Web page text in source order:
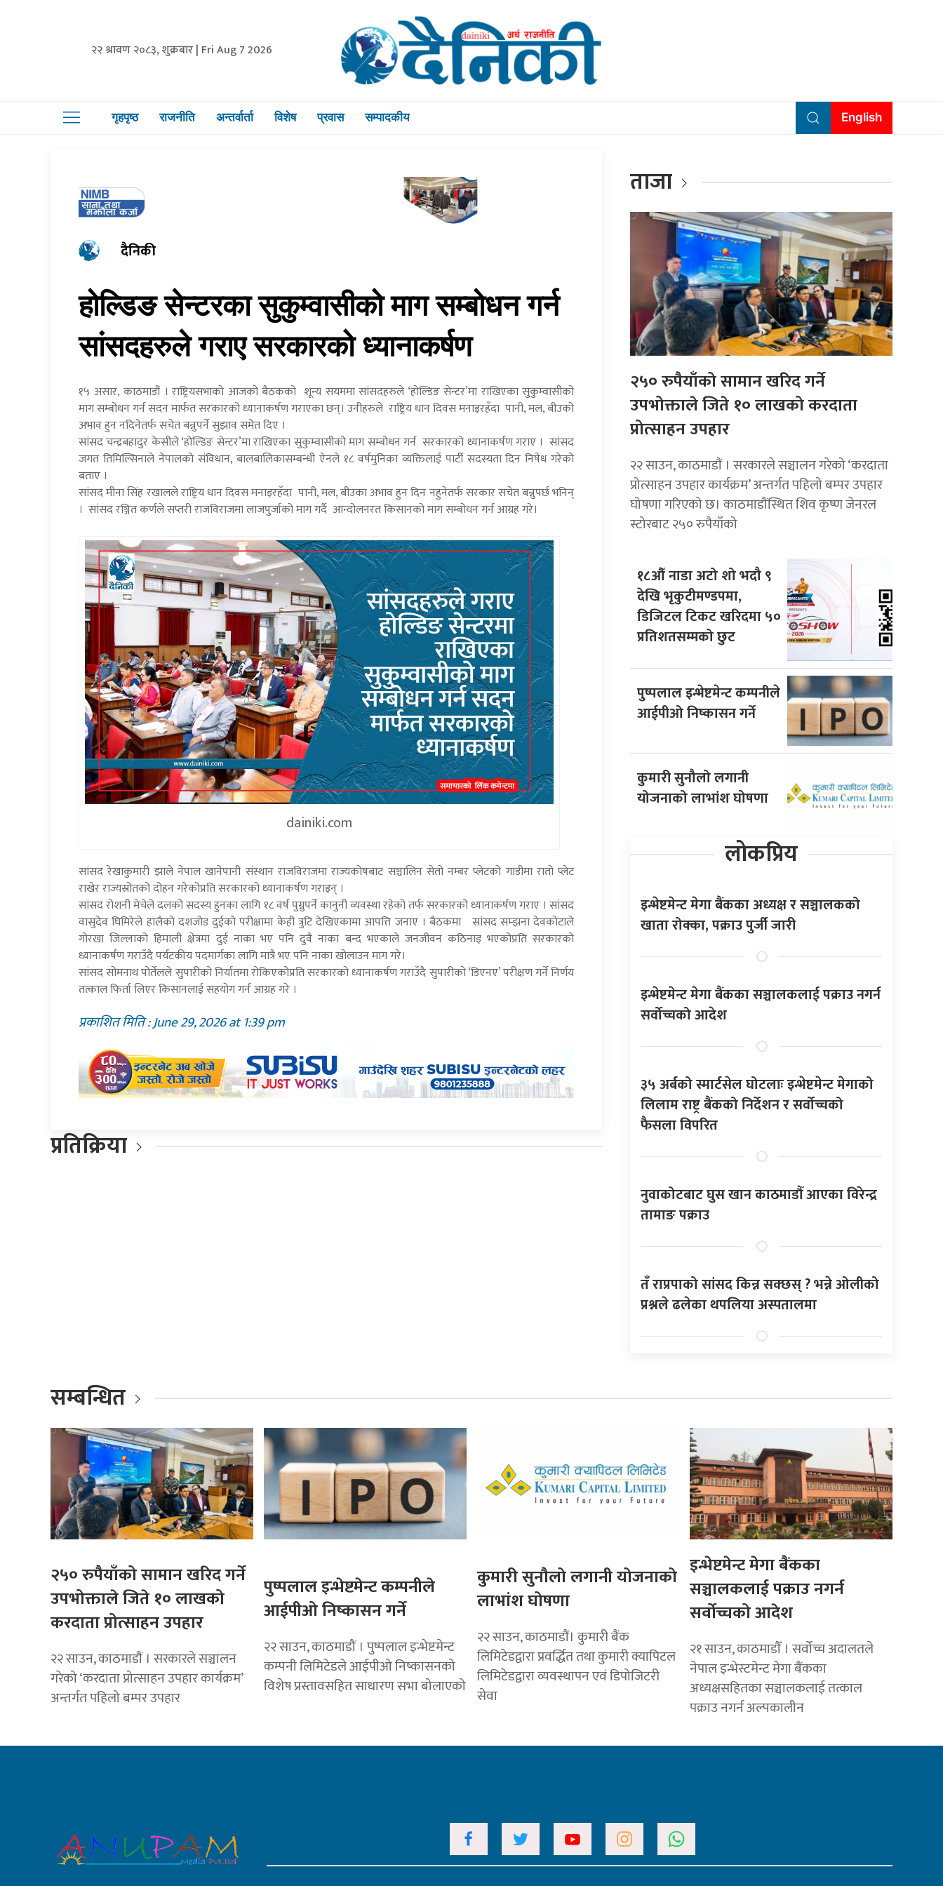
२२ श्रावण २०८३, शुक्रबार | Fri Aug 7 2026
गृहपृष्ठ राजनीति अन्तर्वार्ता विशेष प्रवास सम्पादकीय English
दैनिकी
होल्डिङ सेन्टरका सुकुम्वासीको माग सम्बोधन गर्न
सांसदहरुले गराए सरकारको ध्यानाकर्षण
१५ असार, काठमाडौं । राष्ट्रियसभाको आजको बैठकको शून्य सयममा सांसदहरुले ‘होल्डिङ सेन्टर’मा राखिएका सुकुम्वासीको
माग सम्बोधन गर्न सदन मार्फत सरकारको ध्यानाकर्षण गराएका छन्। उनीहरुले राष्ट्रिय धान दिवस मनाइरहँदा पानी, मल, बीउको
अभाव हुन नदिनेतर्फ सचेत बन्नुपर्ने सुझाव समेत दिए ।
सांसद चन्द्रबहादुर केसीले ‘होल्डिङ सेन्टर’मा राखिएका सुकुम्वासीको माग सम्बोधन गर्न सरकारको ध्यानाकर्षण गराए । सांसद
जगत तिमिल्सिनाले नेपालको संविधान, बालबालिकासम्बन्धी ऐनले १८ वर्षमुनिका व्यक्तिलाई पार्टी सदस्यता दिन निषेध गरेको
बताए ।
सांसद मीना सिंह रखालले राष्ट्रिय धान दिवस मनाइरहँदा पानी, मल, बीउका अभाव हुन दिन नहुनेतर्फ सरकार सचेत बन्नुपर्छ भनिन्
। सांसद रञ्जित कर्णले सप्तरी राजविराजमा लाजपुर्जाको माग गर्दै आन्दोलनरत किसानको माग सम्बोधन गर्न आग्रह गरे।
dainiki.com
सांसद रेखाकुमारी झाले नेपाल खानेपानी संस्थान राजविराजमा राज्यकोषबाट सञ्चालिन सेतो नम्बर प्लेटको गाडीमा रातो प्लेट
राखेर राज्यस्रोतको दोहन गरेकोप्रति सरकारको ध्यानाकर्षण गराइन् ।
सांसद रोशनी मेचेले दलको सदस्य हुनका लागि १८ वर्ष पुग्नुपर्ने कानुनी व्यवस्था रहेको तर्फ सरकारको ध्यानाकर्षण गराए । सांसद
वासुदेव घिमिरेले हालैको दशजोड दुईको परीक्षामा केही त्रुटि देखिएकामा आपत्ति जनाए । बैठकमा सांसद सम्झना देवकोटाले
गोरखा जिल्लाको हिमाली क्षेत्रमा दुई नाका भए पनि दुवै नाका बन्द भएकाले जनजीवन कठिनाइ भएकोप्रति सरकारको
ध्यानाकर्षण गराउँदै पर्यटकीय पदमार्गका लागि मात्रै भए पनि नाका खोलाउन माग गरे।
सांसद सोमनाथ पोर्तेलले सुपारीको निर्यातमा रोकिएकोप्रति सरकारको ध्यानाकर्षण गराउँदै सुपारीको ‘डिएनए’ परीक्षण गर्ने निर्णय
तत्काल फिर्ता लिएर किसानलाई सहयोग गर्न आग्रह गरे ।
प्रकाशित मिति : June 29, 2026 at 1:39 pm
प्रतिक्रिया
ताजा
२५० रुपैयाँको सामान खरिद गर्ने
उपभोक्ताले जिते १० लाखको करदाता
प्रोत्साहन उपहार
२२ साउन, काठमाडाैं । सरकारले सञ्चालन गरेको ‘करदाता
प्रोत्साहन उपहार कार्यक्रम’ अन्तर्गत पहिलो बम्पर उपहार
घोषणा गरिएको छ। काठमाडौंस्थित शिव कृष्ण जेनरल
स्टोरबाट २५० रुपैयाँको
१८औँ नाडा अटो शो भदौ ९
देखि भृकुटीमण्डपमा,
डिजिटल टिकट खरिदमा ५०
प्रतिशतसम्मको छुट
पुष्पलाल इन्भेष्टमेन्ट कम्पनीले
आईपीओ निष्कासन गर्ने
कुमारी सुनौलो लगानी
योजनाको लाभांश घोषणा
लोकप्रिय
इन्भेष्टमेन्ट मेगा बैंकका अध्यक्ष र सञ्चालकको
खाता रोक्का, पक्राउ पुर्जी जारी
इन्भेष्टमेन्ट मेगा बैंकका सञ्चालकलाई पक्राउ नगर्न
सर्वोच्चको आदेश
३५ अर्बको स्मार्टसेल घोटलाः इन्भेष्टमेन्ट मेगाको
लिलाम राष्ट्र बैंकको निर्देशन र सर्वोच्चको
फैसला विपरित
नुवाकोटबाट घुस खान काठमाडौँ आएका विरेन्द्र
तामाङ पक्राउ
तँ राप्रपाको सांसद किन्न सक्छस् ? भन्ने ओलीको
प्रश्नले ढलेका थपलिया अस्पतालमा
सम्बन्धित
२५० रुपैयाँको सामान खरिद गर्ने
उपभोक्ताले जिते १० लाखको
करदाता प्रोत्साहन उपहार
२२ साउन, काठमाडाैं । सरकारले सञ्चालन
गरेको ‘करदाता प्रोत्साहन उपहार कार्यक्रम’
अन्तर्गत पहिलो बम्पर उपहार
पुष्पलाल इन्भेष्टमेन्ट कम्पनीले
आईपीओ निष्कासन गर्ने
२२ साउन, काठमाडौं । पुष्पलाल इन्भेष्टमेन्ट
कम्पनी लिमिटेडले आईपीओ निष्कासनको
विशेष प्रस्तावसहित साधारण सभा बोलाएको
कुमारी सुनौलो लगानी योजनाको
लाभांश घोषणा
२२ साउन, काठमाडाैं। कुमारी बैंक
लिमिटेडद्वारा प्रवर्द्धित तथा कुमारी क्यापिटल
लिमिटेडद्वारा व्यवस्थापन एवं डिपोजिटरी
सेवा
इन्भेष्टमेन्ट मेगा बैंकका
सञ्चालकलाई पक्राउ नगर्न
सर्वोच्चको आदेश
२१ साउन, काठमाडाैँ । सर्वोच्च अदालतले
नेपाल इन्भेस्टमेन्ट मेगा बैंकका
अध्यक्षसहितका सञ्चालकलाई तत्काल
पक्राउ नगर्न अल्पकालीन